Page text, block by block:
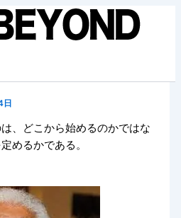
日
、どこから始めるのかではな
めるかである。